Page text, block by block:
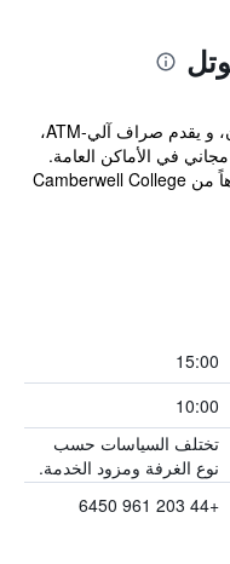
يقع هذا الفندق التقليدي في ساوثوارك لندن، و يقدم صراف آلي-ATM،
في الأماكن العامة.
كما يقع الفندق على بعد مسافة قصيرة تنزهاً من Camberwell College
15:00
10:00
تختلف السياسات حسب
نوع الغرفة ومزود الخدمة.
+44 203 961 6450